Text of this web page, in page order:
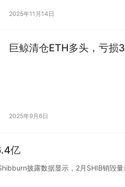
2025年11月14日
巨鲸清仓ETH多头，亏损
2025年9月6日
亿
披露数据显示，2月SHIB销毁